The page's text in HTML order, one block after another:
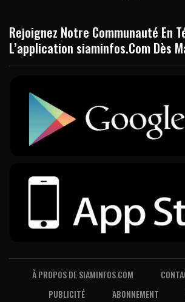
Rejoignez Notre Communauté En
L’application siaminfos.Com Dès
À PROPOS DE SIAMINFOS.COM
PUBLICITÉ
ABONNEMENT